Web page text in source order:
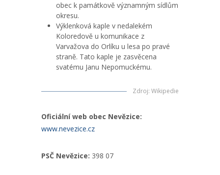
obec k památkově významným sídlům
okresu.
Výklenková kaple v nedalekém
Koloredově u komunikace z
Varvažova do Orlíku u lesa po pravé
straně. Tato kaple je zasvěcena
svatému Janu Nepomuckému.
Zdroj: Wikipedie
Oficiální web obec Nevězice:
www.nevezice.cz
PSČ Nevězice: 398 07